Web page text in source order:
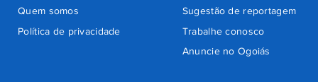
Quem somos
Sugestão de reportagem
Trabalhe conosco
Política de privacidade
Anuncie no Ogoiás